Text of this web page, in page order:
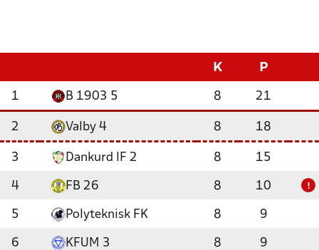
K P
1 B 1903 5 8 21
2 Valby 4 8 18
3 Dankurd IF 2 8 15
4 FB 26 8 10 !
5 Polyteknisk FK 8 9
6 KFUM 3 8 9